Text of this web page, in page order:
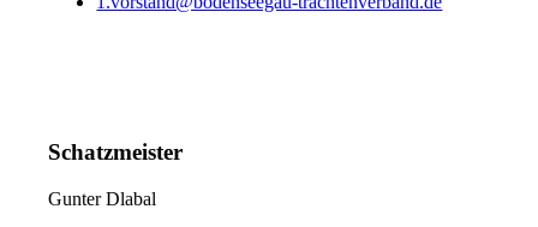
Schatzmeister
Gunter Dlabal